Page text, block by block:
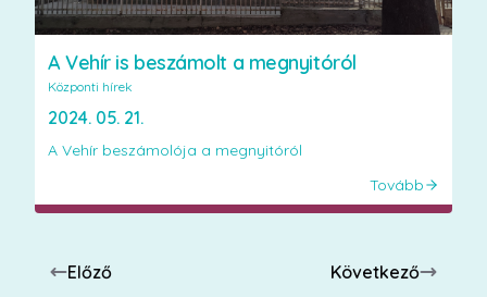
A Vehír is beszámolt a megnyitóról
Központi hírek
2024. 05. 21.
A Vehír beszámolója a megnyitóról
Tovább
Előző Következő